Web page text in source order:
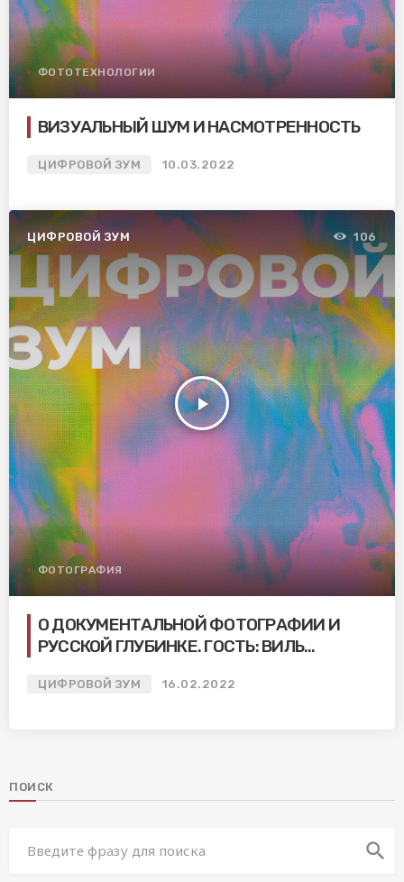
ФОТОТЕХНОЛОГИИ
ВИЗУАЛЬНЫЙ ШУМ И НАСМОТРЕННОСТЬ
ЦИФРОВОЙ ЗУМ 10.03.2022
ЦИФРОВОЙ ЗУМ
play_arrow
106
ФОТОГРАФИЯ
О ДОКУМЕНТАЛЬНОЙ ФОТОГРАФИИ И
РУССКОЙ ГЛУБИНКЕ. ГОСТЬ: ВИЛЬ
ЦИФРОВОЙ ЗУМ 16.02.2022
ПОИСК
search